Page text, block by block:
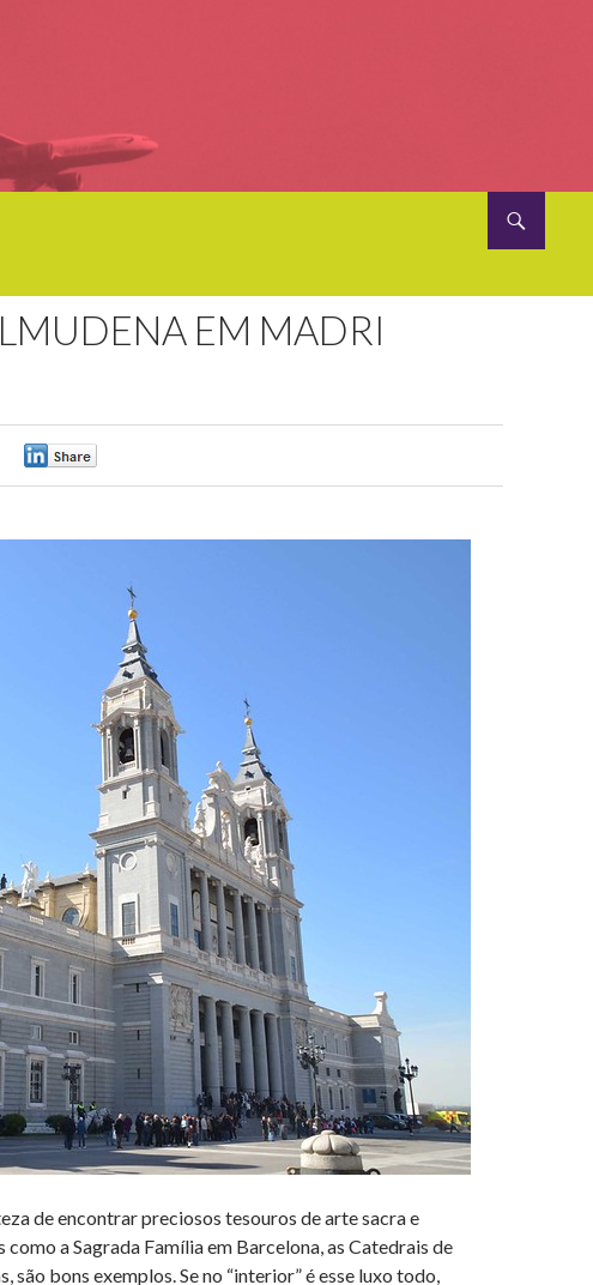
EM MADRI
de encontrar preciosos tesouros de arte sacra e
a Sagrada Família em Barcelona, as Catedrais de
bons exemplos. Se no “interior” é esse luxo todo,